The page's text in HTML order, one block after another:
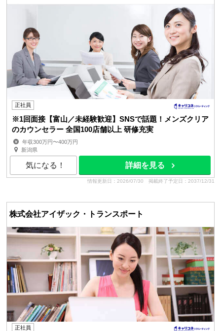
正社員
※1回面接【富山／未経験歓迎】SNSで話題！メンズクリア
のカウンセラー 全国100店舗以上 研修充実
年収300万円〜400万円
新潟県
気になる！ 詳細を見る
情報更新日：2026/07/30 掲載終了予定日：2037/12/31
株式会社アイザック・トランスポート
正社員